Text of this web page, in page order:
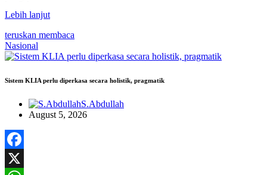
Lebih lanjut
teruskan membaca
Nasional
Sistem KLIA perlu diperkasa secara holistik, pragmatik
S.Abdullah
August 5, 2026
Facebook